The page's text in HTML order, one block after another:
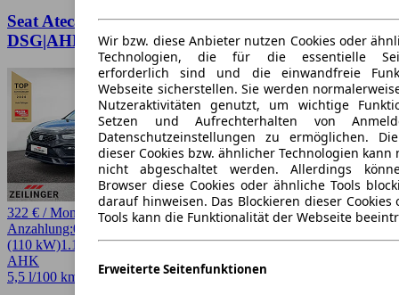
Wir bzw. diese Anbieter nutzen Cookies oder
Technologien, die für die essentielle
erforderlich sind und die einwandfreie
Webseite sicherstellen. Sie werden
Nutzeraktivitäten genutzt, um wichtige
Setzen und Aufrechterhalten von
Datenschutzeinstellungen zu ermöglichen.
dieser Cookies bzw. ähnlicher Technologien kann
nicht abgeschaltet werden. Allerdings
Browser diese Cookies oder ähnliche Tools
darauf hinweisen. Das Blockieren dieser
Tools kann die Funktionalität der Webseite
Erweiterte Seitenfunktionen
Seat Ateca FR TDI
DSG|AHK|PANO|el.HECK|KAMERA|NAVI+
322 € / Monat
Anzahlung:0,00 €
(110 kW)1.130 kmEZ 03/2026AutomatikSUV / Pickup4 Türen
AHK
5,5 l/100 km (komb.)* · 145 g/km CO2* · CO2-Klasse E